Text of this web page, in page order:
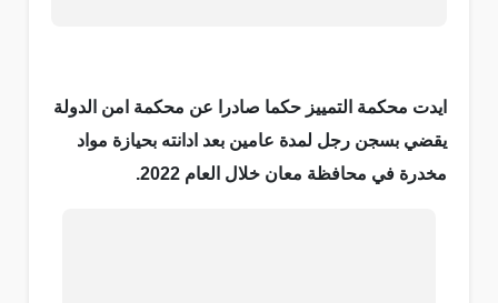
ايدت محكمة التمييز حكما صادرا عن محكمة امن الدولة
يقضي بسجن رجل لمدة عامين بعد ادانته بحيازة مواد
مخدرة في محافظة معان خلال العام 2022.